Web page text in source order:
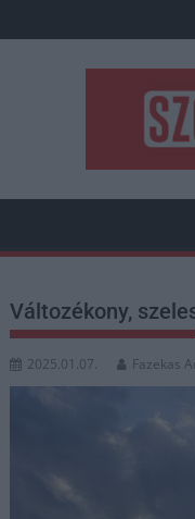
to
Változékony,
2025.01.07. Fazekas